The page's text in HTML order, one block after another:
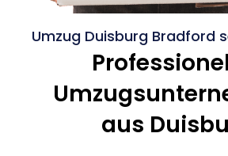
Umzug Duisburg Bradford
aus